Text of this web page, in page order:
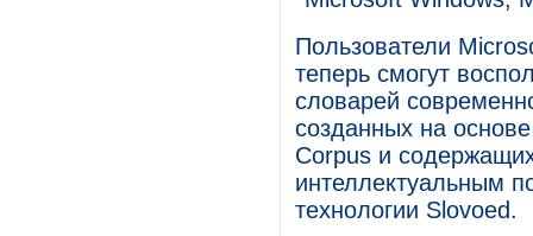
Пользователи
теперь смогут
словарей
созданных на
Corpus и
интеллектуальным
технологии Slovoed.